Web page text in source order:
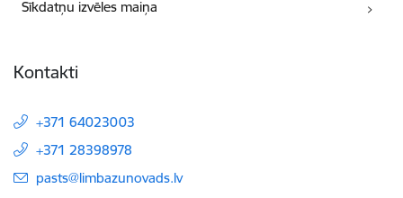
Sīkdatņu izvēles maiņa
Kontakti
+371 64023003
+371 28398978
E-pasts:
pasts@limbazunovads.lv